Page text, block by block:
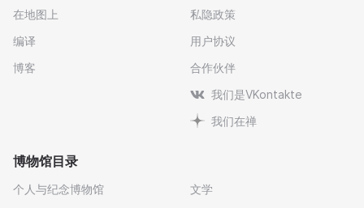
在地图上
编译
博客
私隐政策
用户协议
合作伙伴
我们是VKontakte
我们在禅
博物馆目录
个人与纪念博物馆
文学